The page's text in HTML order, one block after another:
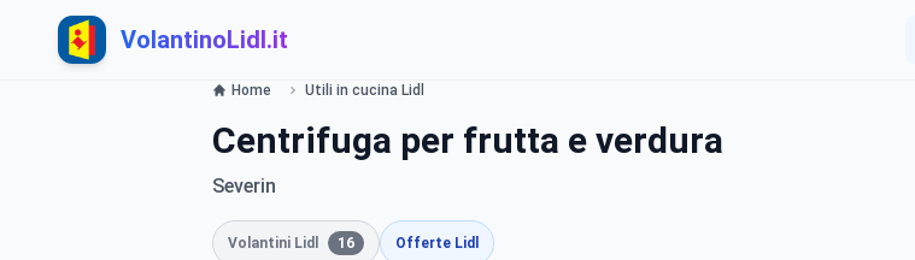
VolantinoLidl.it
Home Utili in cucina Lidl
Centrifuga per frutta e verdura
Severin
Volantini Lidl 16 Offerte Lidl